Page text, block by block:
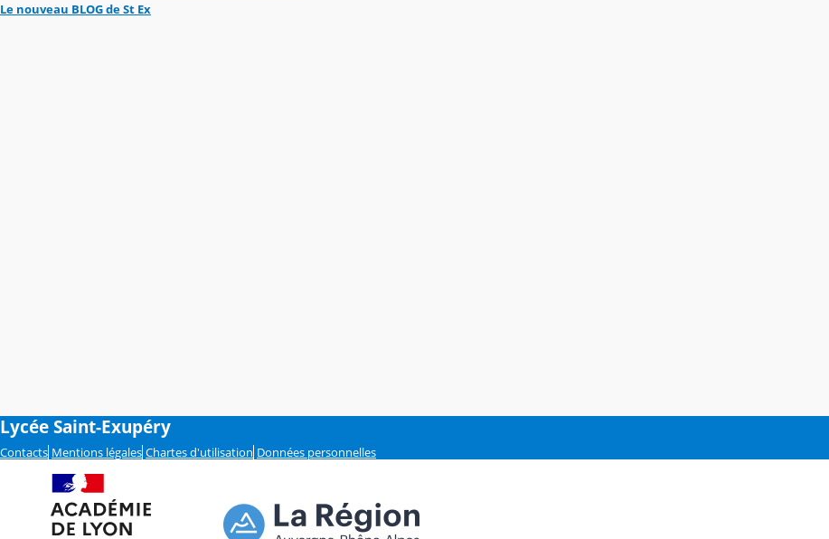
Le nouveau BLOG de St Ex
Lycée Saint-Exupéry
Contacts Mentions légales Chartes d'utilisation Données personnelles